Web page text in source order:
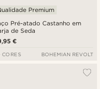
Pré-atado Castanho em
de Seda
Premium
€
CORES BOHEMIAN REVOLT